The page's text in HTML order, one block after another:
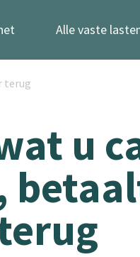
Alle vaste
terug
u